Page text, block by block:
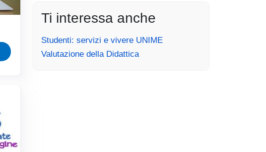
Ti interessa anche
Studenti: servizi e vivere UNIME
Valutazione della Didattica